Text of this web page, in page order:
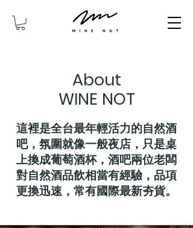
About
WINE NOT
這裡是全台最年輕活力的自然酒
吧，氛圍就像一般夜店，只是桌
上換成葡萄酒杯，酒吧兩位老闆
對自然酒品飲相當有經驗，品項
更換迅速，常有國際最新夯貨。